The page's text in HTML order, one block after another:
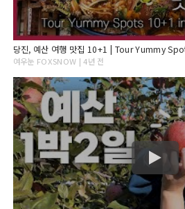
당진, 예산 여행 맛집 10+1 | Tour Yummy
여우눈 FOXSNOW | 4년 전